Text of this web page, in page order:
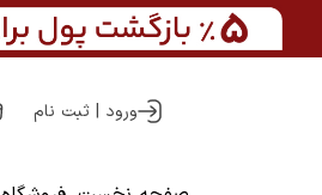
ورود | ثبت نام